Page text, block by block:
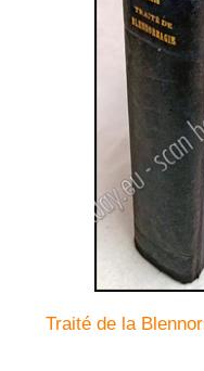
Traité de la